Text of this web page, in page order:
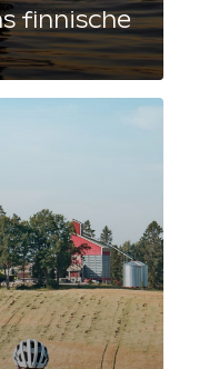
finnische